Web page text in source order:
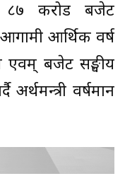
८७ करोड बजेट
आर्थिक वर्ष
बजेट सङ्घीय
वर्षमान